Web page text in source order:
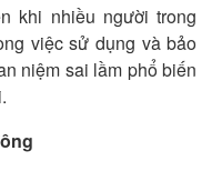
khi nhiều người trong
việc sử dụng và bảo
niệm sai lầm phổ biến